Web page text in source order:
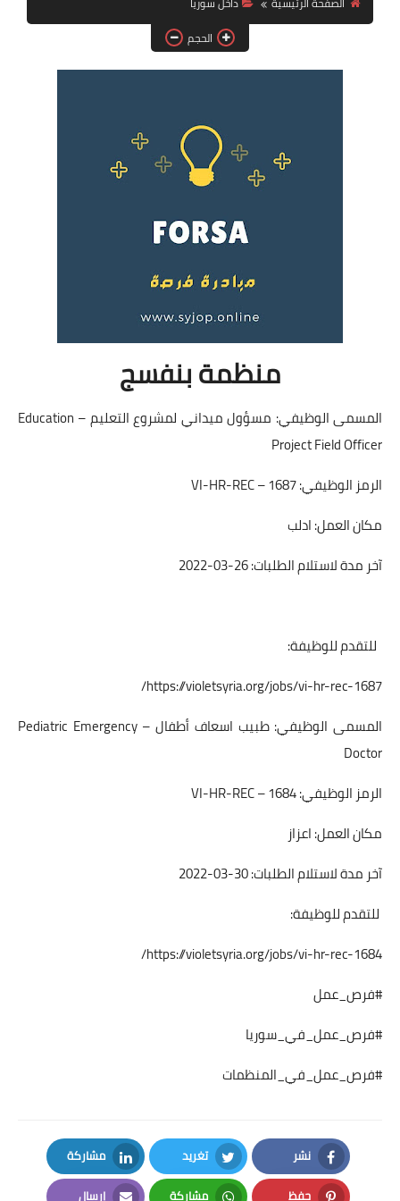
فرص عمل في العراق
فرص عمل في اليمن
دورات تدريبية
الحجم
منظمة بنفسج
المسمى الوظيفي: مسؤول ميداني لمشروع التعليم – Education
Project Field Officer
الرمز الوظيفي: VI-HR-REC – 1687
مكان العمل: ادلب
آخر مدة لاستلام الطلبات: 26-03-2022
للتقدم للوظيفة:
https://violetsyria.org/jobs/vi-hr-rec-1687/
المسمى الوظيفي: طبيب اسعاف أطفال – Pediatric Emergency
Doctor
الرمز الوظيفي: VI-HR-REC – 1684
مكان العمل: اعزاز
آخر مدة لاستلام الطلبات: 30-03-2022
للتقدم للوظيفة:
https://violetsyria.org/jobs/vi-hr-rec-1684/
#فرص_عمل
#فرص_عمل_في_سوريا
#فرص_عمل_في_المنظمات
نشر
Facebook
تغريد
Twitter
مشاركة
LinkedIn
حفظ مشاركة إرسال